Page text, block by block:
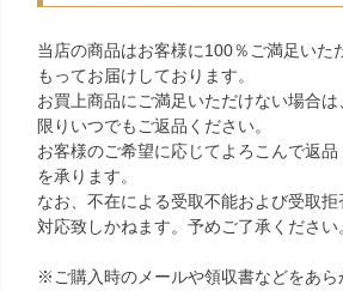
当店の商品はお客様に100％ご満足いた
もってお届けしております。
お買上商品にご満足いただけない場合
限りいつでもご返品ください。
お客様のご希望に応じてよろこんで返
を承ります。
なお、不在による受取不能および受取
対応致しかねます。予めご了承ください
※ご購入時のメールや領収書などをあら